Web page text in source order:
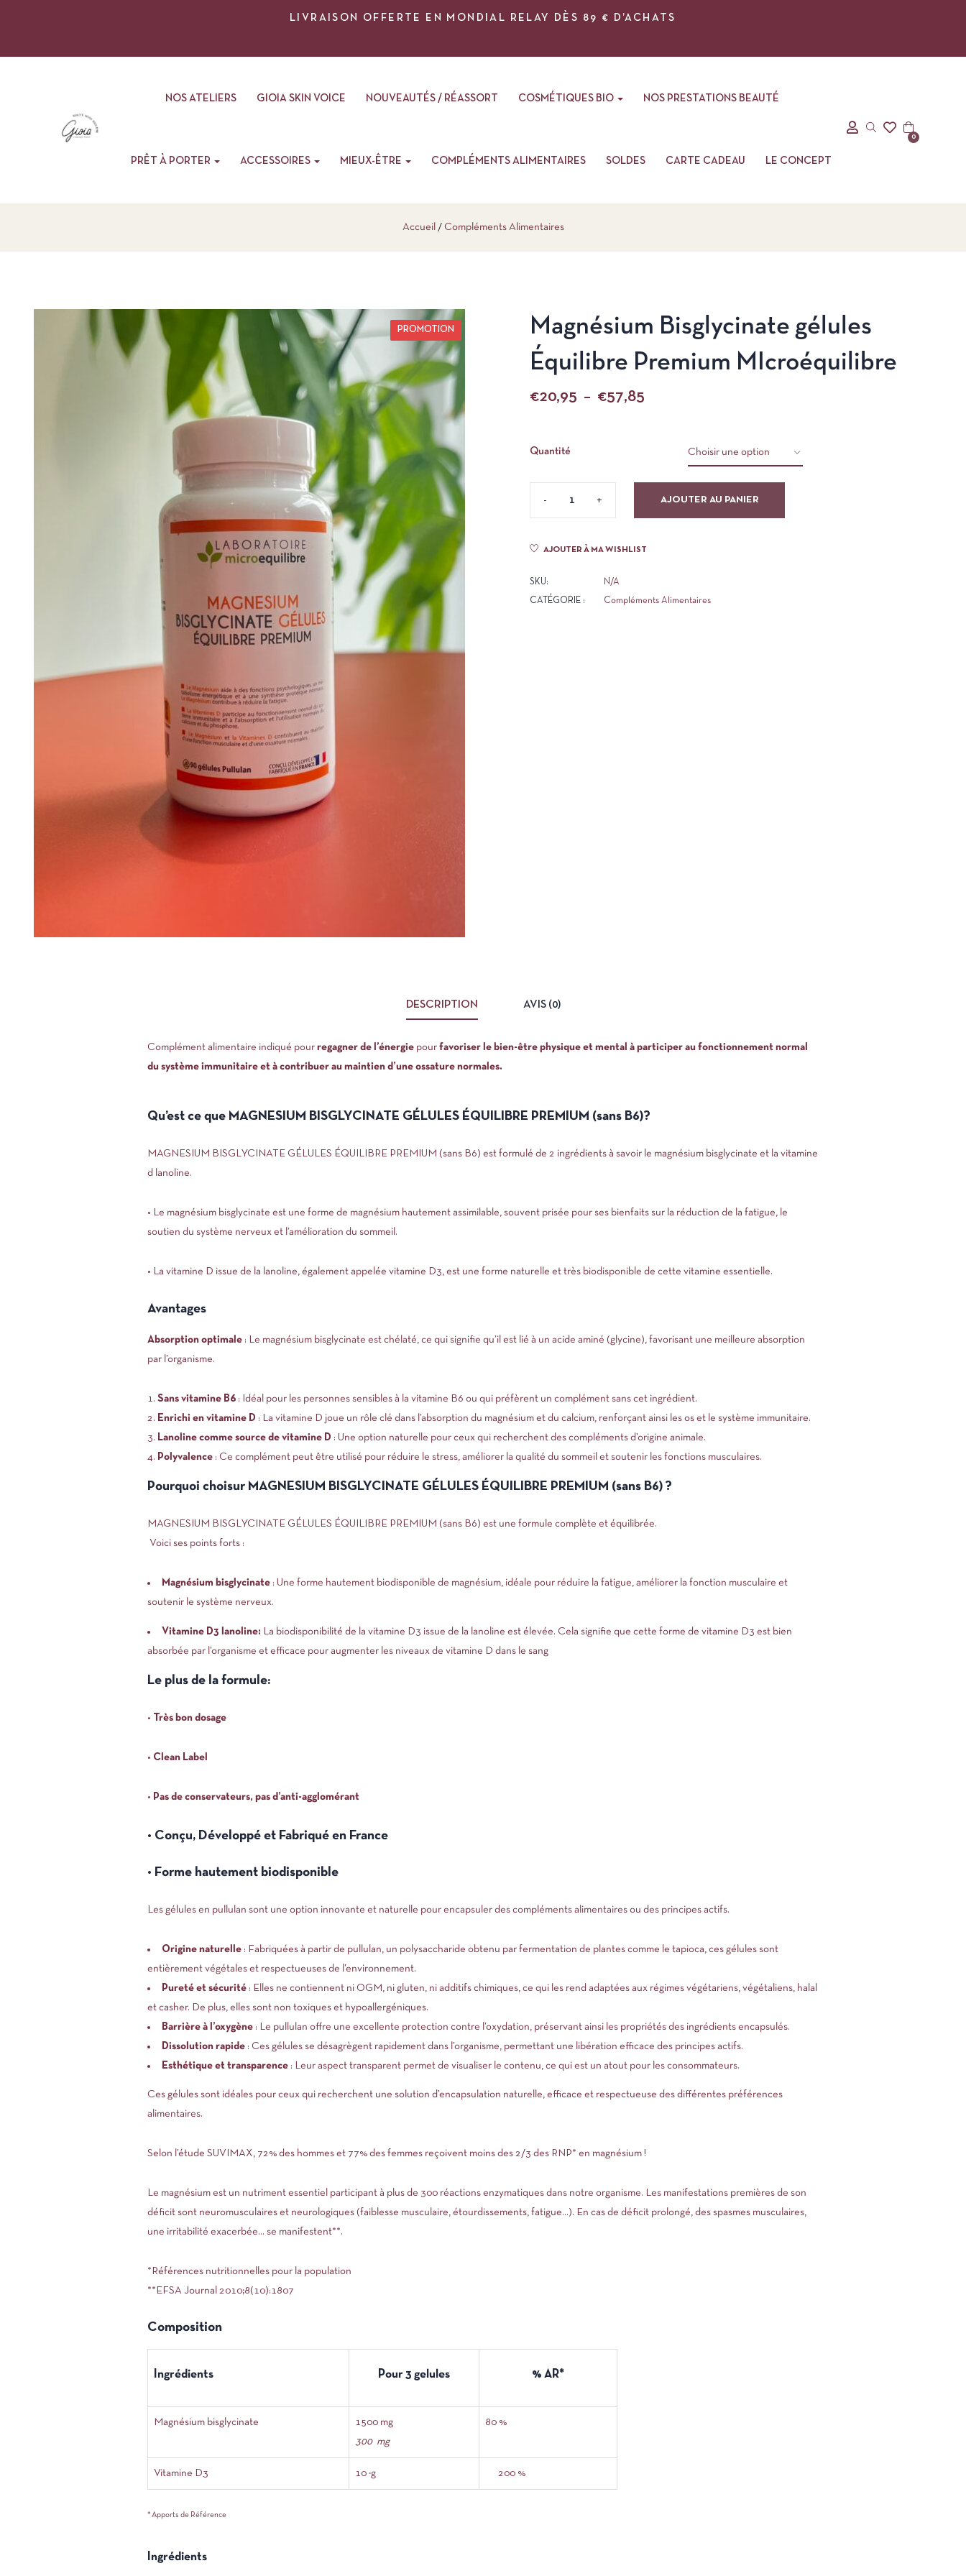
LIVRAISON OFFERTE EN MONDIAL RELAY DÈS 89 € D’ACHATS
NOS ATELIERS GIOIA SKIN VOICE NOUVEAUTÉS / RÉASSORT COSMÉTIQUES BIO NOS PRESTATIONS BEAUTÉ
PRÊT À PORTER ACCESSOIRES MIEUX-ÊTRE COMPLÉMENTS ALIMENTAIRES SOLDES CARTE CADEAU LE CONCEPT
0
Accueil Compléments Alimentaires
PROMOTION
Magnésium Bisglycinate gélules
Équilibre Premium MIcroéquilibre
€20,95 – €57,85
Quantité
AJOUTER AU PANIER
AJOUTER À MA WISHLIST
SKU: N/A
CATÉGORIE : Compléments Alimentaires
DESCRIPTION AVIS (0)
Complément alimentaire indiqué pour regagner de l’énergiepour favoriser le bien-être physique et mental à participer au fonctionnement normal
du système immunitaire et à contribuer au maintien d’une ossature normales.
Qu’est ce que MAGNESIUM BISGLYCINATE GÉLULES ÉQUILIBRE PREMIUM (sans B6)?
MAGNESIUM BISGLYCINATE GÉLULES ÉQUILIBRE PREMIUM (sans B6) est formulé de 2 ingrédients à savoir le magnésium bisglycinate et la vitamine
d lanoline.
• Le magnésium bisglycinate est une forme de magnésium hautement assimilable, souvent prisée pour ses bienfaits sur la réduction de la fatigue, le
soutien du système nerveux et l’amélioration du sommeil.
• La vitamine D issue de la lanoline, également appelée vitamine D3, est une forme naturelle et très biodisponible de cette vitamine essentielle.
Avantages
Absorption optimale: Le magnésium bisglycinate est chélaté, ce qui signifie qu’il est lié à un acide aminé (glycine), favorisant une meilleure absorption
par l’organisme.
Sans vitamine B6: Idéal pour les personnes sensibles à la vitamine B6 ou qui préfèrent un complément sans cet ingrédient.
Enrichi en vitamine D : La vitamine D joue un rôle clé dans l’absorption du magnésium et du calcium, renforçant ainsi les os et le système immunitaire.
Lanoline comme source de vitamine D : Une option naturelle pour ceux qui recherchent des compléments d’origine animale.
Polyvalence: Ce complément peut être utilisé pour réduire le stress, améliorer la qualité du sommeil et soutenir les fonctions musculaires.
Pourquoi choisur MAGNESIUM BISGLYCINATE GÉLULES ÉQUILIBRE PREMIUM (sans B6) ?
MAGNESIUM BISGLYCINATE GÉLULES ÉQUILIBRE PREMIUM (sans B6) est une formule complète et équilibrée.
Voici ses points forts :
Magnésium bisglycinate: Une forme hautement biodisponible de magnésium, idéale pour réduire la fatigue, améliorer la fonction musculaire et
soutenir le système nerveux.
Vitamine D3 lanoline: La biodisponibilité de la vitamine D3 issue de la lanoline est élevée. Cela signifie que cette forme de vitamine D3 est bien
absorbée par l’organisme et efficace pour augmenter les niveaux de vitamine D dans le sang
Le plus de la formule:
• Très bon dosage
• Clean Label
• Pas de conservateurs, pas d’anti-agglomérant
• Conçu, Développé et Fabriqué en France
• Forme hautement biodisponible
Les gélules en pullulan sont une option innovante et naturelle pour encapsuler des compléments alimentaires ou des principes actifs.
Origine naturelle: Fabriquées à partir de pullulan, un polysaccharide obtenu par fermentation de plantes comme le tapioca, ces gélules sont
entièrement végétales et respectueuses de l’environnement.
Pureté et sécurité: Elles ne contiennent ni OGM, ni gluten, ni additifs chimiques, ce qui les rend adaptées aux régimes végétariens, végétaliens, halal
et casher. De plus, elles sont non toxiques et hypoallergéniques.
Barrière à l’oxygène: Le pullulan offre une excellente protection contre l’oxydation, préservant ainsi les propriétés des ingrédients encapsulés.
Dissolution rapide: Ces gélules se désagrègent rapidement dans l’organisme, permettant une libération efficace des principes actifs.
Esthétique et transparence: Leur aspect transparent permet de visualiser le contenu, ce qui est un atout pour les consommateurs.
Ces gélules sont idéales pour ceux qui recherchent une solution d’encapsulation naturelle, efficace et respectueuse des différentes préférences
alimentaires.
Selon l’étude SUVIMAX, 72% des hommes et 77% des femmes reçoivent moins des 2/3 des RNP* en magnésium !
Le magnésium est un nutriment essentiel participant à plus de 300 réactions enzymatiques dans notre organisme. Les manifestations premières de son
déficit sont neuromusculaires et neurologiques (faiblesse musculaire, étourdissements, fatigue…). En cas de déficit prolongé, des spasmes musculaires,
une irritabilité exacerbée… se manifestent**.
*Références nutritionnelles pour la population
**EFSA Journal 2010;8(10):1807
Composition
Ingrédients Pour 3 gelules % AR*
Magnésium bisglycinate
1500 mg
300 mg
80 %
Vitamine D3 10 μg 200 %
* Apports de Référence
Ingrédients